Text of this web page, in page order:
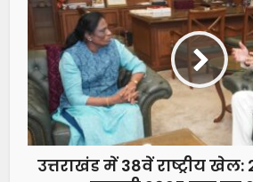
उत्तराखंड में 38वें राष्ट्रीय